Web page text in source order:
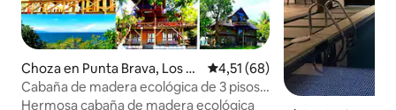
Choza en Punta Brava, Los A
mates
Calificación promedio: 4,51 de
4,51 (68)
Cabaña de madera ecológica de 3 pisos
en una playa magnífica
Hermosa cabaña de madera ecológica